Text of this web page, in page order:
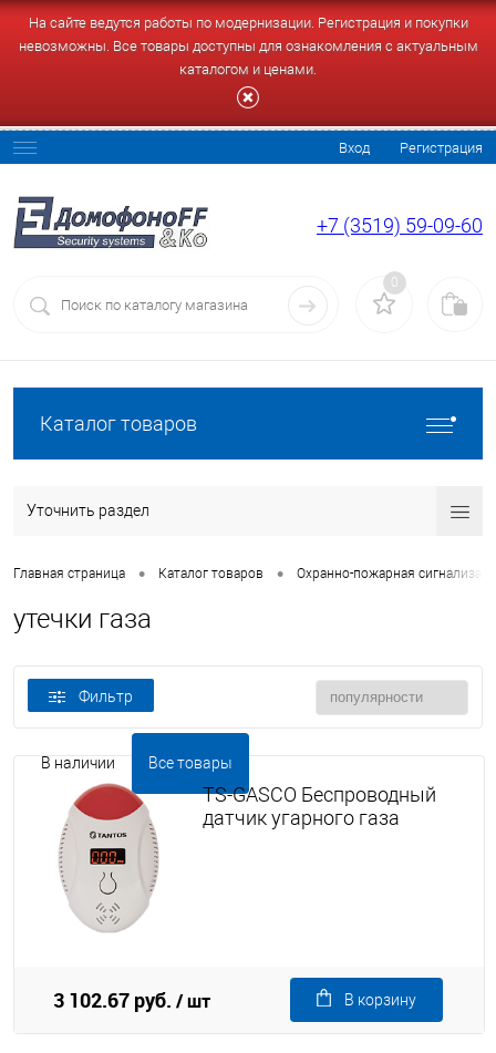
На сайте ведутся работы по модернизации. Регистрация и покупки
невозможны. Все товары доступны для ознакомления с актуальным
каталогом и ценами.
Вход Регистрация
+7 (3519) 59-09-60
0
Каталог товаров
Уточнить раздел
Главная страница • Каталог товаров • Охранно-пожарная
утечки газа
Фильтр
В наличии Все товары
TS-GASCO Беспроводный
датчик угарного газа
3 102.67 руб. / шт В корзину